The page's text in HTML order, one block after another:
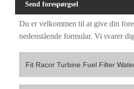
Send forespørgsel
Du er velkommen til at give din
nedenstående formular. Vi svarer